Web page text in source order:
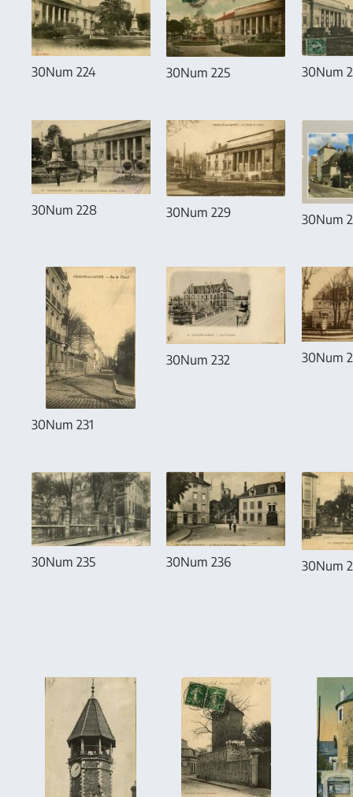
30Num 224 30Num 225 30Num
30Num 228 30Num 229 30Num
30Num 231
30Num 232 30Num
30Num 235 30Num 236 30Num